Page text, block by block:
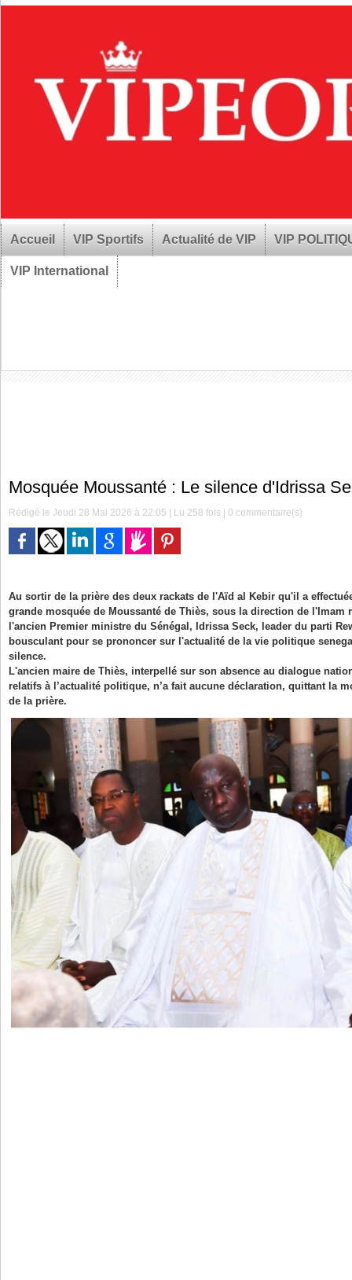
Accueil VIP Sportifs Actualité de VIP VIP
VIP International
Mosquée Moussanté : Le silence d'Idrissa
Rédigé le Jeudi 28 Mai 2026 à 22:05 | Lu 258 fois |0 commentaire(s)
Au sortir de la prière des deux rackats de l'Aïd al Kebir qu'il a
grande mosquée de Moussanté de Thiès, sous la direction de l'Imam
l'ancien Premier ministre du Sénégal, Idrissa Seck, leader du parti
bousculant pour se prononcer sur l'actualité de la vie politique
silence.
L'ancien maire de Thiès, interpellé sur son absence au dialogue
relatifs à l’actualité politique, n’a fait aucune déclaration, quittant la
de la prière.